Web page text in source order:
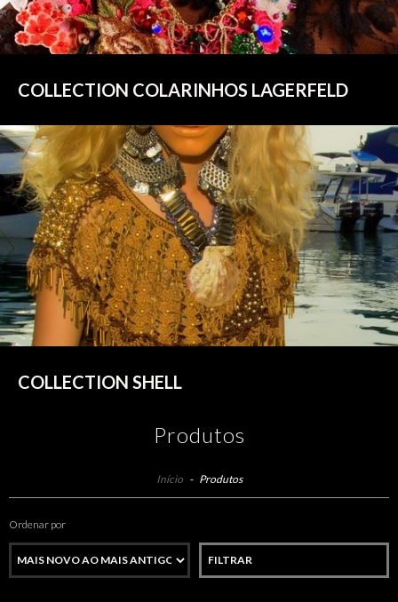
COLLECTION COLARINHOS LAGERFELD
COLLECTION SHELL
Produtos
Início - Produtos
Ordenar por
FILTRAR